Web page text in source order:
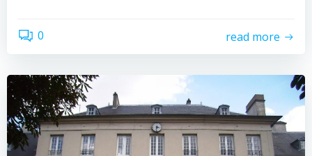
0 read more